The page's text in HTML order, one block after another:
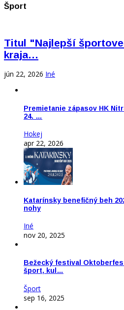
Šport
Titul "Najlepší
kraja…
jún 22, 2026 Iné
Premietanie zápasov HK
24. …
Hokej
apr 22, 2026
Katarínsky benefičný beh
nohy
Iné
nov 20, 2025
Bežecký festival
šport, kul…
Šport
sep 16, 2025